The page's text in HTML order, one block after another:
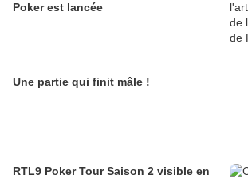
Poker est lancée
Une partie qui finit mâle !
RTL9 Poker Tour Saison 2 visible en